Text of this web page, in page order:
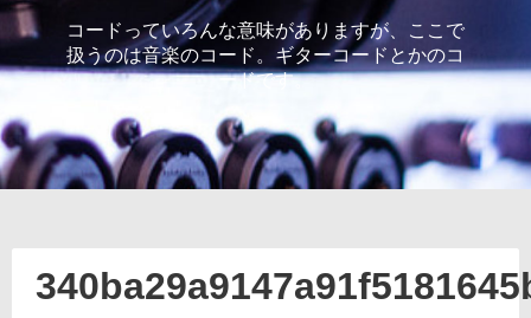
コードっていろんな意味がありますが、ここで
扱うのは音楽のコード。ギターコードとかのコ
ードです。